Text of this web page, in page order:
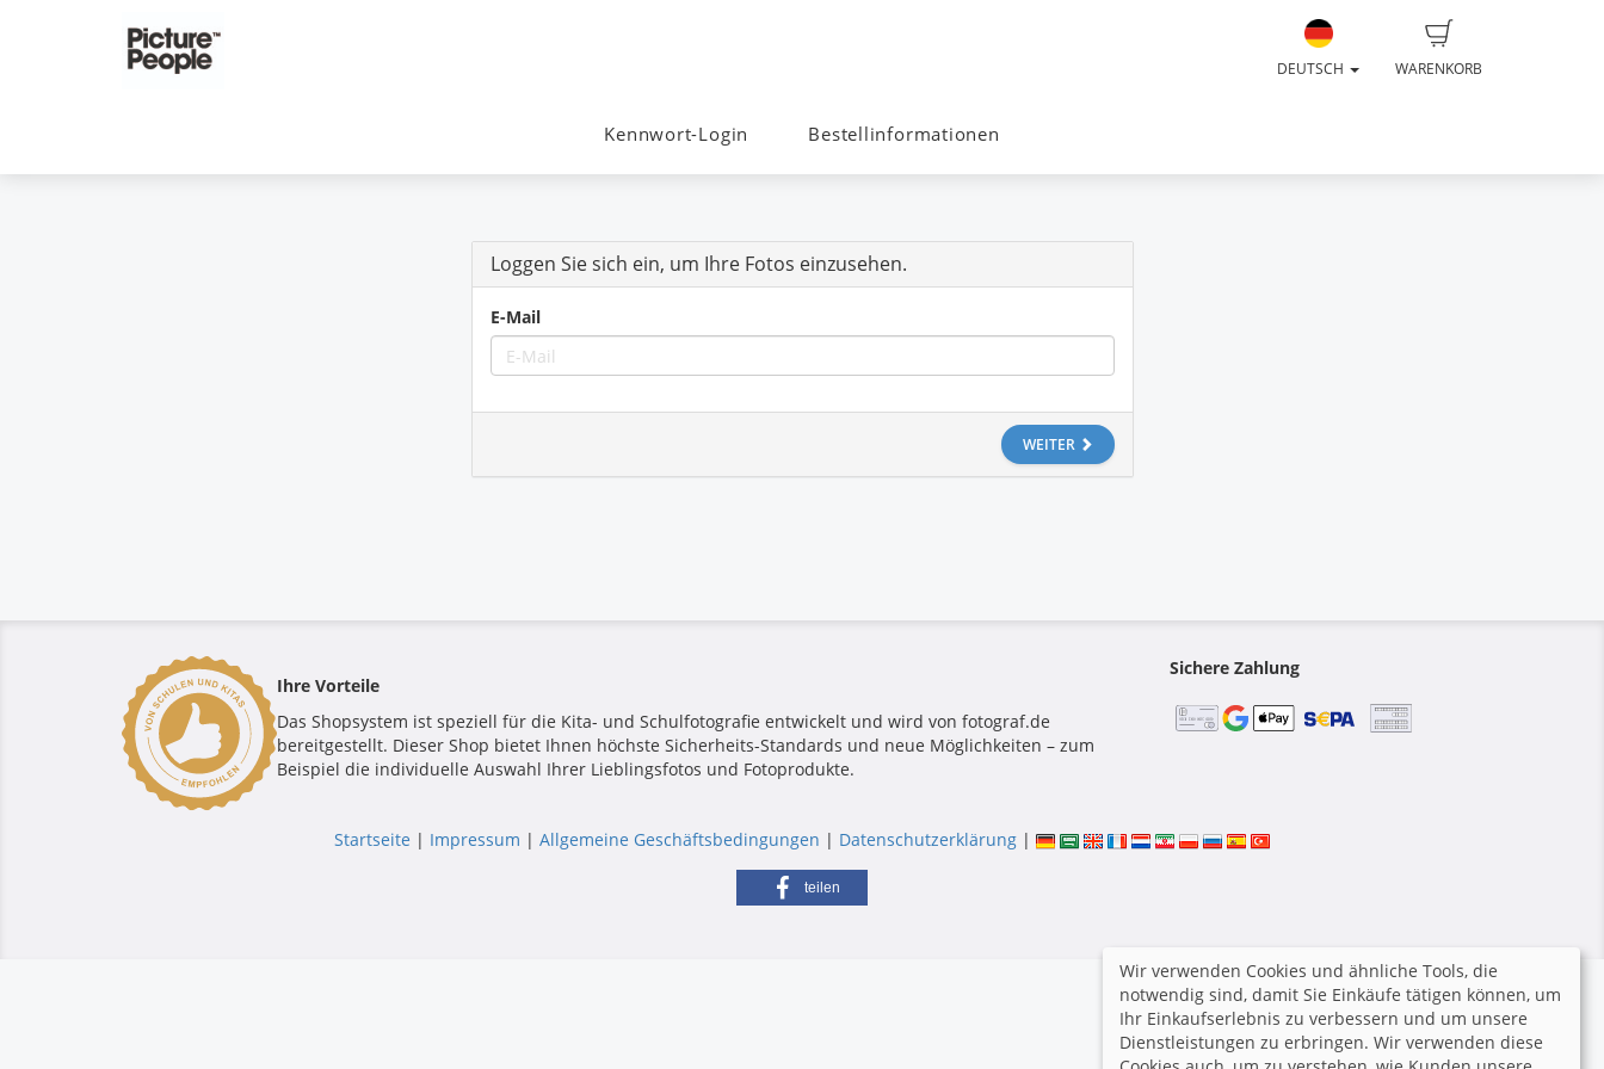
WARENKORB
DEUTSCH
Kennwort-Login Bestellinformationen
Loggen Sie sich ein, um Ihre Fotos einzusehen.
E-Mail
WEITER
Ihre Vorteile
Das Shopsystem ist speziell für die Kita- und Schulfotografie entwickelt und wird von fotograf.de
bereitgestellt. Dieser Shop bietet Ihnen höchste Sicherheits-Standards und neue Möglichkeiten – zum
Beispiel die individuelle Auswahl Ihrer Lieblingsfotos und Fotoprodukte.
Sichere Zahlung
Startseite | Impressum | Allgemeine Geschäftsbedingungen | Datenschutzerklärung |
teilen
Wir verwenden Cookies und ähnliche Tools, die
notwendig sind, damit Sie Einkäufe tätigen können, um
Ihr Einkaufserlebnis zu verbessern und um unsere
Dienstleistungen zu erbringen. Wir verwenden diese